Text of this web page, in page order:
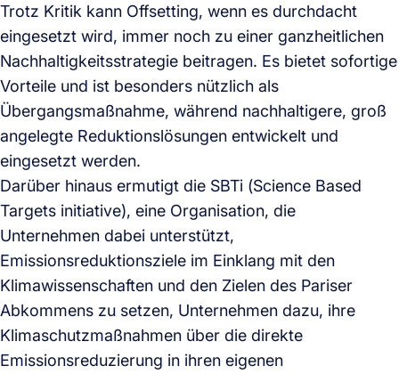
Trotz Kritik kann Offsetting, wenn es durchdacht
eingesetzt wird, immer noch zu einer ganzheitlichen
Nachhaltigkeitsstrategie beitragen. Es bietet sofortige
Vorteile und ist besonders nützlich als
Übergangsmaßnahme, während nachhaltigere, groß
angelegte Reduktionslösungen entwickelt und
eingesetzt werden.
Darüber hinaus ermutigt die SBTi (Science Based
Targets initiative), eine Organisation, die
Unternehmen dabei unterstützt,
Emissionsreduktionsziele im Einklang mit den
Klimawissenschaften und den Zielen des Pariser
Abkommens zu setzen, Unternehmen dazu, ihre
Klimaschutzmaßnahmen über die direkte
Emissionsreduzierung in ihren eigenen